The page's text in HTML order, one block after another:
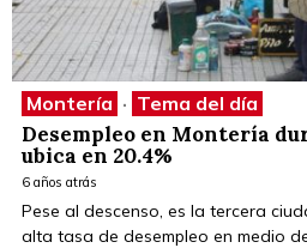
Montería · Tema del día
Desempleo en Montería
ubica en 20.4%
6 años atrás
Pese al descenso, es la tercera
alta tasa de desempleo en medio